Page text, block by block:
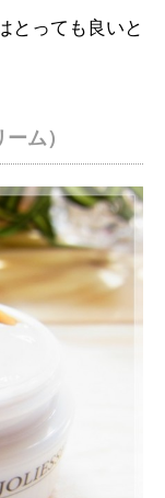
とっても良いと
ム）